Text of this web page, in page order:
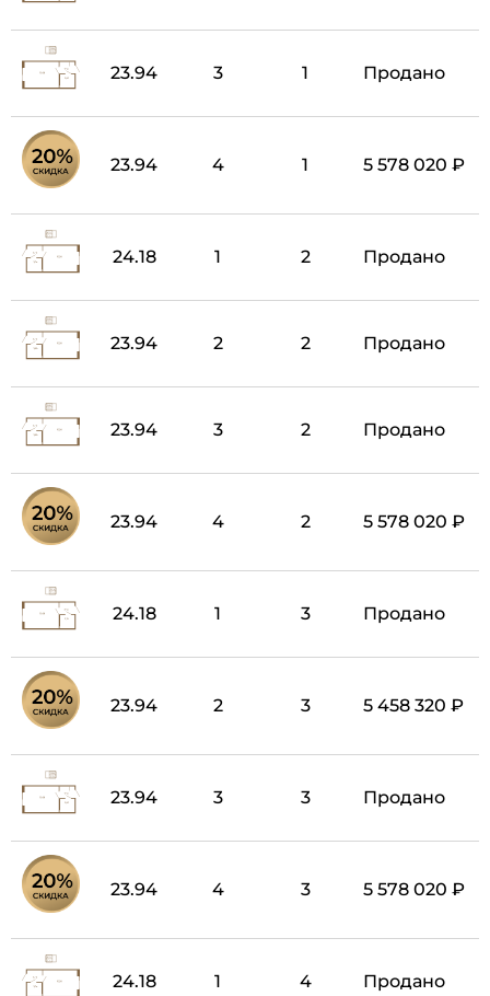
23.94 3 1 Продано
23.94 4 1 5 578 020 ₽
24.18 1 2 Продано
23.94 2 2 Продано
23.94 3 2 Продано
23.94 4 2 5 578 020 ₽
24.18 1 3 Продано
23.94 2 3 5 458 320 ₽
23.94 3 3 Продано
23.94 4 3 5 578 020 ₽
24.18 1 4 Продано